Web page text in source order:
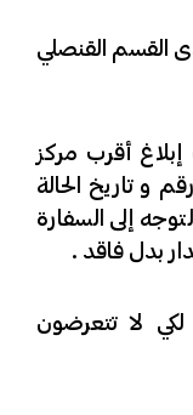
القسم القنصلي
أقرب مركز
و تاريخ الحالة
إلى السفارة
بدل فاقد .
لكي لا تتعرضون